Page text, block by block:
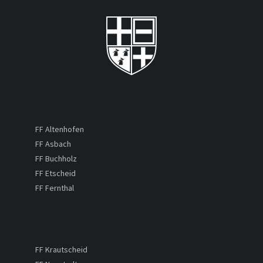
FF Altenhofen
FF Asbach
FF Buchholz
FF Etscheid
FF Fernthal
FF Krautscheid